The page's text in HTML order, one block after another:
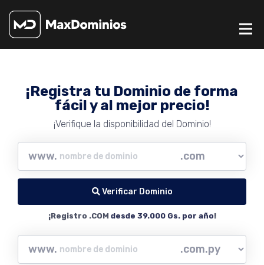
¡Registra tu Dominio de forma
fácil y al mejor precio!
¡Verifique la disponibilidad del Dominio!
www.
Verificar Dominio
¡Registro .COM desde 39.000 Gs. por año!
www.